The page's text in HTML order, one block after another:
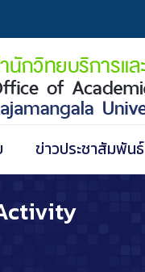
ข่าวประชาสัมพันธ์